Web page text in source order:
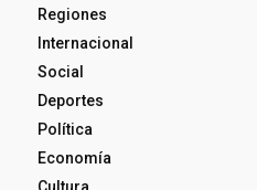
Regiones
Internacional
Social
Deportes
Política
Economía